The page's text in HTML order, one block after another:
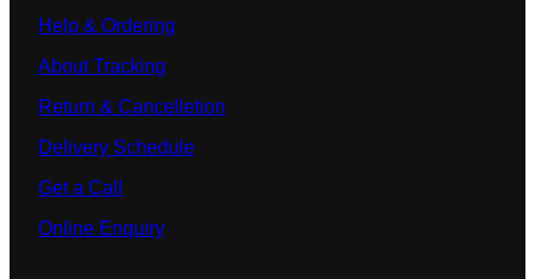
Help & Ordering
About Tracking
Return & Cancelletion
Delivery Schedule
Get a Call
Online Enquiry